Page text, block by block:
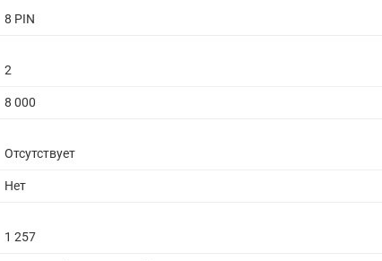
8 PIN
2
8 000
Отсутствует
Нет
1 257